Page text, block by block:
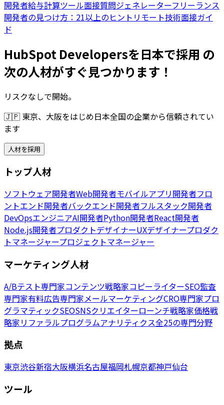
開発者給与計算ツール面接質問ジェネレーターフリーランス
開発者の見つけ方：21以上のヒント リモート技術面接ガイ
ド
HubSpot Developersを日本で採用 の
次の人材がすぐ見つかります！
リスクなしで開始。
🇯🇵 東京、大阪をはじめ日本全国の企業から信頼されてい
ます
人材を採用
トップ人材
ソフトウェア開発者Web開発者モバイルアプリ開発者フロ
ントエンド開発者バックエンド開発者フルスタック開発者
DevOpsエンジニアAI開発者Python開発者React開発者
Node.js開発者プロダクトデザイナーUXデザイナープロダク
トマネージャープロジェクトマネージャー
マーケティング人材
A/Bテスト専門家コンテンツ戦略家コピーライターSEO監査
専門家有料広告専門家メールマーケティングCRO専門家プロ
グラマティックSEOSNSクリエイターローンチ戦略家価格戦
略家リファラルプログラムアナリティクス全25の専門分野
拠点
東京渋谷新宿大阪横浜名古屋福岡札幌京都神戸仙台
ツール